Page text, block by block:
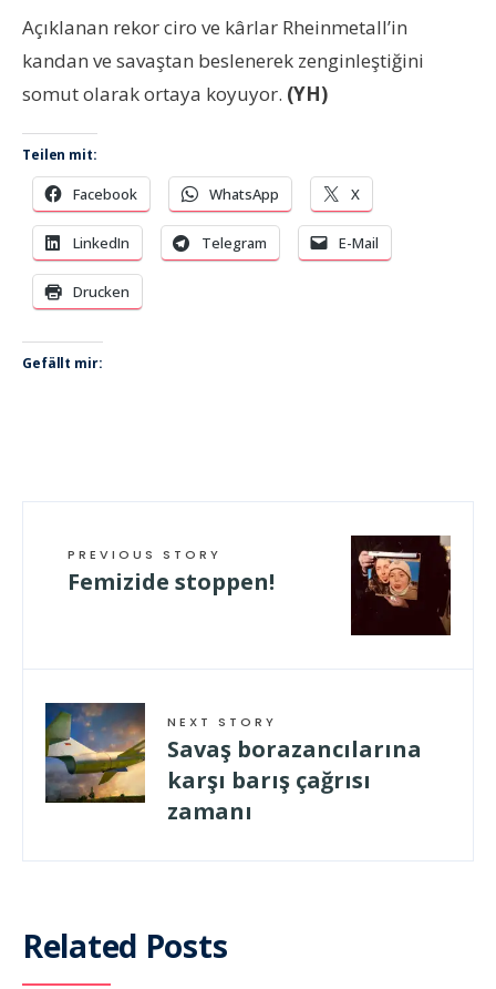
Açıklanan rekor ciro ve kârlar Rheinmetall’in
kandan ve savaştan beslenerek zenginleştiğini
somut olarak ortaya koyuyor. (YH)
Teilen mit:
Facebook WhatsApp X
LinkedIn Telegram E-Mail
Drucken
Gefällt mir:
PREVIOUS STORY
Femizide stoppen!
NEXT STORY
Savaş borazancılarına
karşı barış çağrısı
zamanı
Related Posts